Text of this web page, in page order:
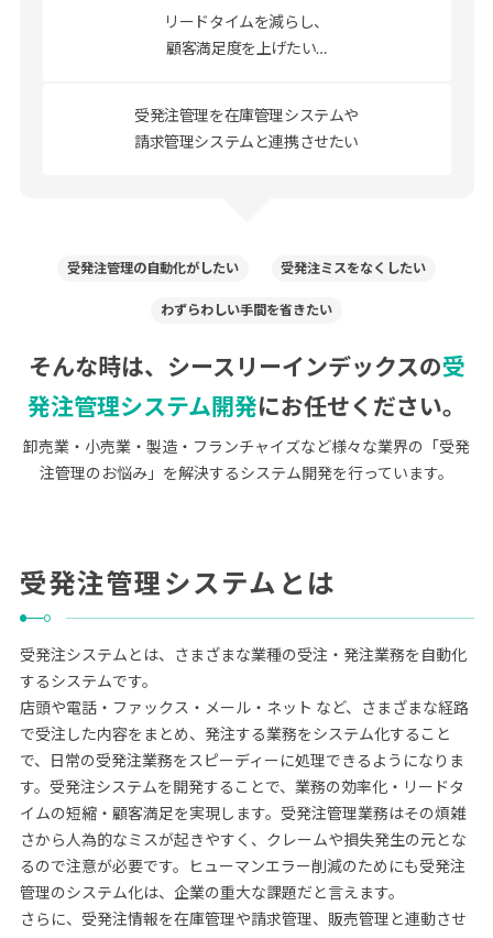
リードタイムを減らし、
顧客満足度を上げたい…
受発注管理を在庫管理システムや
請求管理システムと連携させたい
受発注管理の自動化がしたい 受発注ミスをなくしたい
わずらわしい手間を省きたい
そんな時は、シースリーインデックスの受
発注管理システム開発にお任せください。
卸売業・小売業・製造・フランチャイズなど様々な業界の「受発
注管理のお悩み」を解決するシステム開発を行っています。
受発注管理システムとは
受発注システムとは、さまざまな業種の受注・発注業務を自動化
するシステムです。
店頭や電話・ファックス・メール・ネット など、さまざまな経路
で受注した内容をまとめ、発注する業務をシステム化すること
で、日常の受発注業務をスピーディーに処理できるようになりま
す。受発注システムを開発することで、業務の効率化・リードタ
イムの短縮・顧客満足を実現します。受発注管理業務はその煩雑
さから人為的なミスが起きやすく、クレームや損失発生の元とな
るので注意が必要です。ヒューマンエラー削減のためにも受発注
管理のシステム化は、企業の重大な課題だと言えます。
さらに、受発注情報を在庫管理や請求管理、販売管理と連動させ